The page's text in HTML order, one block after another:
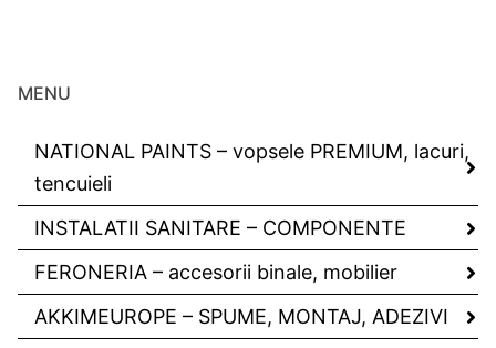
MENU
NATIONAL PAINTS – vopsele PREMIUM, lacuri,
tencuieli
INSTALATII SANITARE – COMPONENTE
FERONERIA – accesorii binale, mobilier
AKKIMEUROPE – SPUME, MONTAJ, ADEZIVI